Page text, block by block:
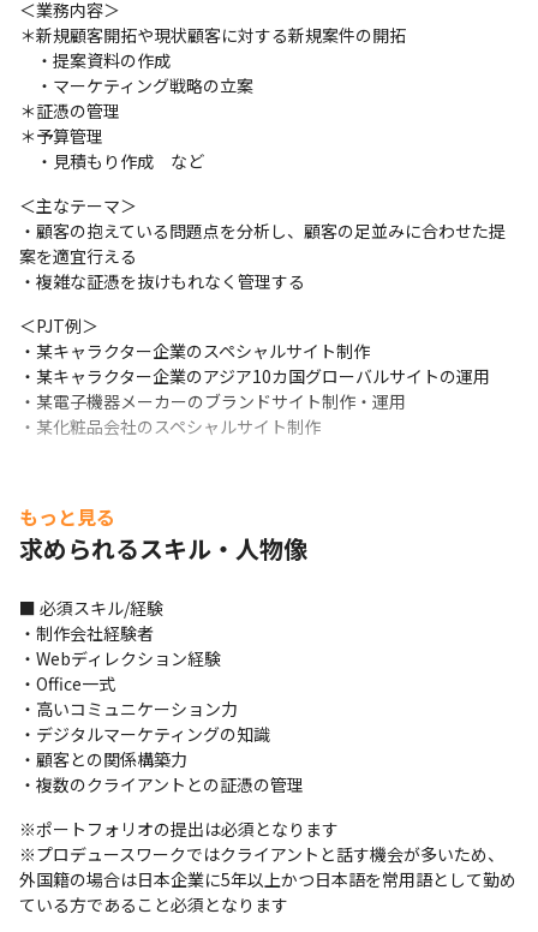
＜業務内容＞
＊新規顧客開拓や現状顧客に対する新規案件の開拓
・提案資料の作成
・マーケティング戦略の立案
＊証憑の管理
＊予算管理
・見積もり作成　など
＜主なテーマ＞
・顧客の抱えている問題点を分析し、顧客の足並みに合わせた提
案を適宜行える
・複雑な証憑を抜けもれなく管理する
＜PJT例＞
・某キャラクター企業のスペシャルサイト制作
・某キャラクター企業のアジア10カ国グローバルサイトの運用
・某電子機器メーカーのブランドサイト制作・運用
・某化粧品会社のスペシャルサイト制作
もっと見る
求められるスキル・人物像
■ 必須スキル/経験
・制作会社経験者
・Webディレクション経験
・Office一式
・高いコミュニケーション力
・デジタルマーケティングの知識
・顧客との関係構築力
・複数のクライアントとの証憑の管理
※ポートフォリオの提出は必須となります
※プロデュースワークではクライアントと話す機会が多いため、
外国籍の場合は日本企業に5年以上かつ日本語を常用語として勤め
ている方であること必須となります